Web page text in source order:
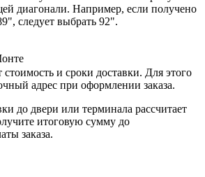
диагонали. Например, если получено
следует выбрать 92".
и сроки доставки. Для этого
адрес при оформлении заказа.
до двери или терминала рассчитает
итоговую сумму до
заказа.